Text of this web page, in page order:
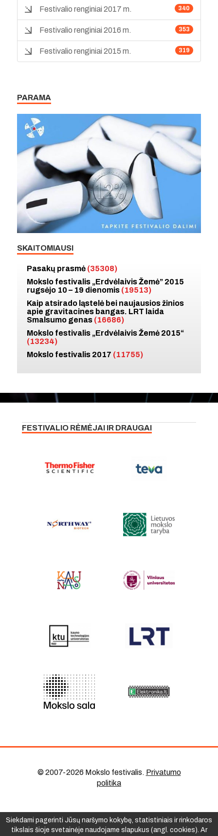
340
Festivalio renginiai 2017 m.
353
Festivalio renginiai 2016 m.
319
Festivalio renginiai 2015 m.
PARAMA
SKAITOMIAUSI
Pasakų prasmė (35308)
Mokslo festivalis „Erdvėlaivis Žemė” 2015
rugsėjo 10 – 19 dienomis (19513)
Kaip atsirado ląstelė bei naujausios žinios
apie gravitacines bangas. LRT laida
Smalsumo genas (16686)
Mokslo festivalis „Erdvėlaivis Žemė 2015“
(13234)
Mokslo festivalis 2017 (11755)
FESTIVALIO RĖMĖJAI IR DRAUGAI
© 2007-2026 Mokslo festivalis. Privatumo
politika
Siekdami pagerinti Jūsų naršymo kokybę, statistiniais ir rinkodaros
tikslais šioje svetainėje naudojame slapukus (angl. cookies). Ar